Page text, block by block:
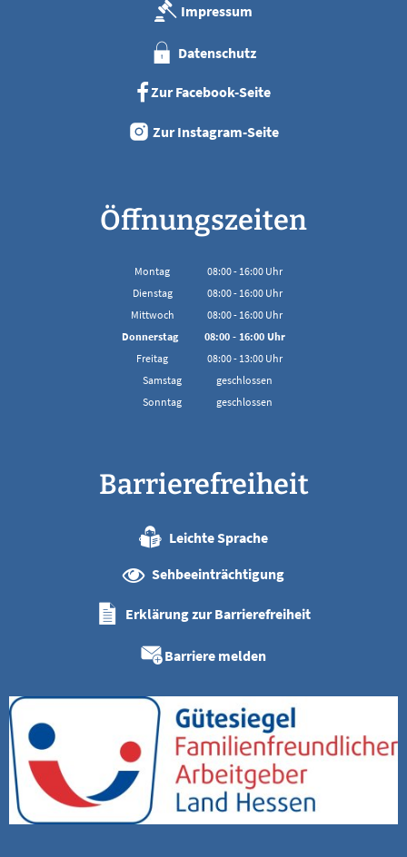
Impressum
Datenschutz
Zur Facebook-Seite
Zur Instagram-Seite
Öffnungszeiten
Montag 08:00- 16:00Uhr
Von 08:00 bis 16:00 Uhr
Dienstag 08:00- 16:00Uhr
Von 08:00 bis 16:00 Uhr
Mittwoch 08:00- 16:00Uhr
Von 08:00 bis 16:00 Uhr
Donnerstag 08:00- 16:00Uhr
Von 08:00 bis 16:00 Uhr
Freitag 08:00- 13:00Uhr
Samstag
geschlossen
Sonntag
geschlossen
Barrierefreiheit
Leichte Sprache
Sehbeeinträchtigung
Erklärung zur Barrierefreiheit
Barriere melden